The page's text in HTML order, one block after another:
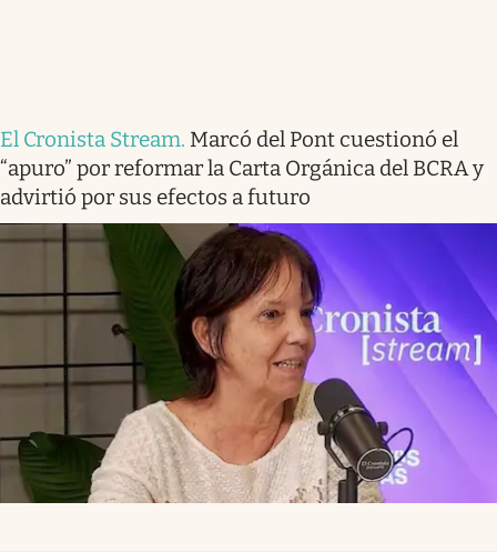
El Cronista Stream. Marcó del Pont cuestionó el
“apuro” por reformar la Carta Orgánica del BCRA y
advirtió por sus efectos a futuro